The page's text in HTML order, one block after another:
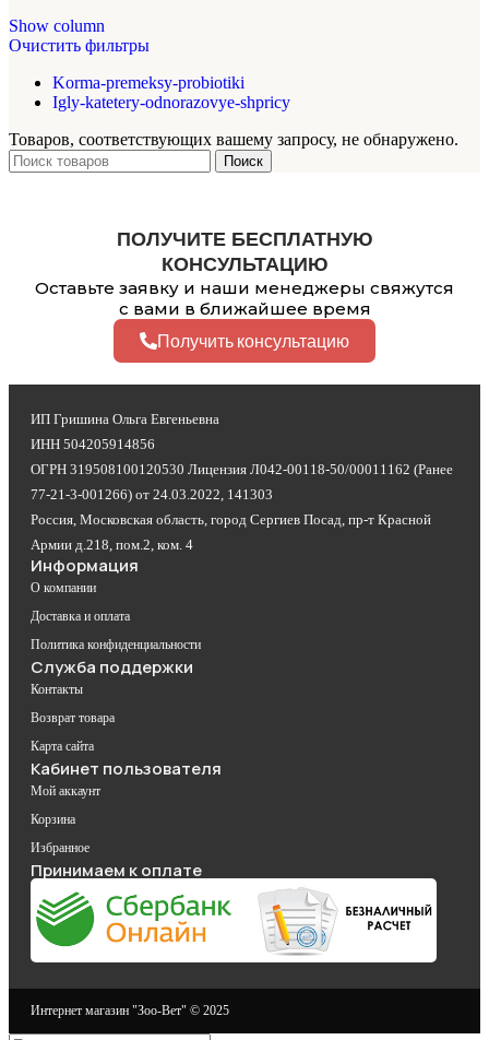
Show column
Очистить фильтры
Korma-premeksy-probiotiki
Igly-katetery-odnorazovye-shpricy
Товаров, соответствующих вашему запросу, не обнаружено.
Поиск
ПОЛУЧИТЕ БЕСПЛАТНУЮ
КОНСУЛЬТАЦИЮ
Оставьте заявку и наши менеджеры свяжутся
с вами в ближайшее время
Получить консультацию
ИП Гришина Ольга Евгеньевна
ИНН 504205914856
ОГРН 319508100120530 Лицензия Л042-00118-50/00011162 (Ранее
77-21-3-001266) от 24.03.2022, 141303
Россия, Московская область, город Сергиев Посад, пр-т Красной
Армии д.218, пом.2, ком. 4
Информация
О компании
Доставка и оплата
Политика конфиденциальности
Служба поддержки
Контакты
Возврат товара
Карта сайта
Кабинет пользователя
Мой аккаунт
Корзина
Избранное
Принимаем к оплате
Интернет магазин "Зоо-Вет" © 2025